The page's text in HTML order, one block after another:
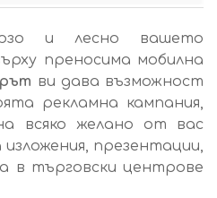
и лесно вашето
преносима мобилна
ви дава възможност
рекламна кампания,
всяко желано от вас
презентации,
в търговски центрове